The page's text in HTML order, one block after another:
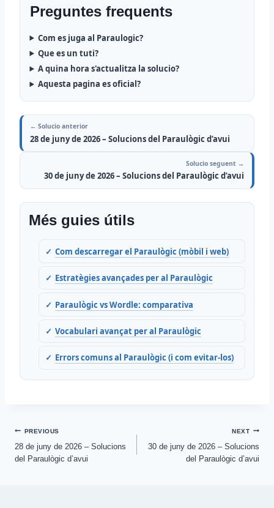
Preguntes frequents
Com es juga al Paraulogic?
Que es un tuti?
A quina hora s'actualitza la solucio?
Aquesta pagina es oficial?
← Solucio anterior
28 de juny de 2026 – Solucions del Paraulògic d’avui
Solucio seguent →
30 de juny de 2026 – Solucions del Paraulògic d’avui
Més guies útils
Com descarregar el Paraulògic (mòbil i web)
Estratègies avançades per al Paraulògic
Paraulògic vs Wordle: comparativa
Vocabulari avançat per al Paraulògic
Errors comuns al Paraulògic (i com evitar-los)
Post
navigation
PREVIOUS
28 de juny de 2026 – Solucions
del Paraulògic d’avui
NEXT
30 de juny de 2026 – Solucions
del Paraulògic d’avui